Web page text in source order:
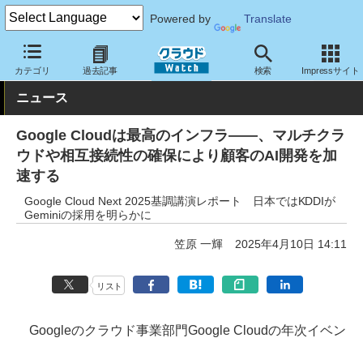
Powered by Translate
カテゴリ 過去記事 検索 Impressサイト
クラウド Watch イベント Google Cloud Next 2025
ニュース
Google Cloudは最高のインフラ――、マルチクラ
ウドや相互接続性の確保により顧客のAI開発を加
速する
Google Cloud Next 2025基調講演レポート 日本ではKDDIが
Geminiの採用を明らかに
笠原 一輝 2025年4月10日 14:11
リスト
Googleのクラウド事業部門Google Cloudの年次イベン